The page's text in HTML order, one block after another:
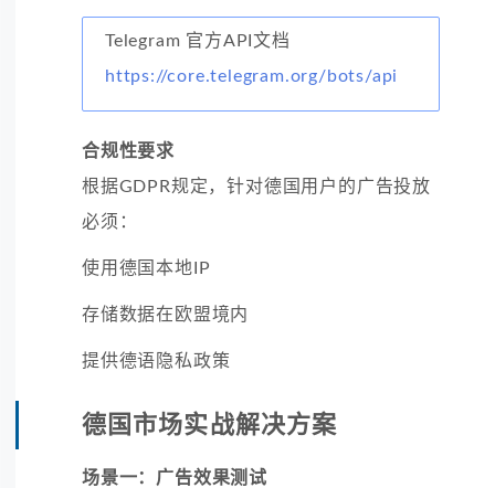
Telegram 官方API文档
https://core.telegram.org/bots/api
合规性要求
根据GDPR规定，针对德国用户的广告投放
必须：
使用德国本地IP
存储数据在欧盟境内
提供德语隐私政策
德国市场实战解决方案
场景一：广告效果测试